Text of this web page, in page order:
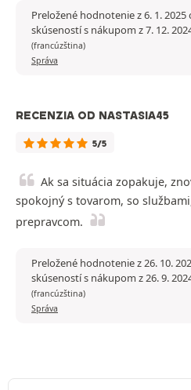
Preložené hodnotenie z 6. 1.
skúseností s nákupom z 7. 12.
(francúzština)
Správa
RECENZIA OD NASTASIA45
5/5
Ak sa situácia zopakuje,
spokojný s tovarom, so
prepravcom.
Preložené hodnotenie z 26. 10.
skúseností s nákupom z 26. 9.
(francúzština)
Správa